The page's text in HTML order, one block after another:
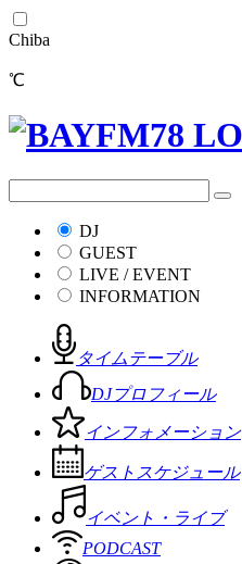
Chiba
℃
DJ
GUEST
LIVE / EVENT
INFORMATION
タイムテーブル
DJプロフィール
インフォメーション
ゲストスケジュール
イベント・ライブ
PODCAST